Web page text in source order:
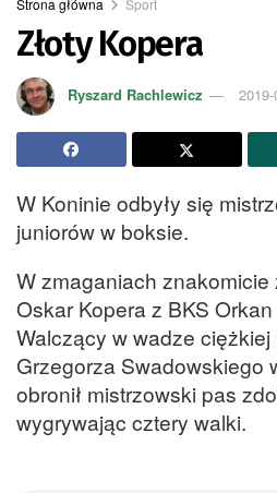
Strona główna Sport
Złoty Kopera
Ryszard Rachlewicz
W Koninie odbyły się
juniorów w boksie.
W zmaganiach znakomicie
Oskar Kopera z BKS
Walczący w wadze
Grzegorza Swadowskiego
obronił mistrzowski pas
wygrywając cztery walki.